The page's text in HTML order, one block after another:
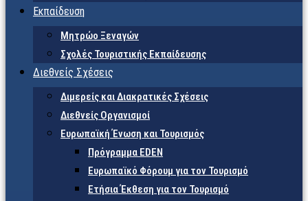
Εκπαίδευση
Μητρώο Ξεναγών
Σχολές Τουριστικής Εκπαίδευσης
Διεθνείς Σχέσεις
Διμερείς και Διακρατικές Σχέσεις
Διεθνείς Οργανισμοί
Ευρωπαϊκή Ένωση και Τουρισμός
Πρόγραμμα EDEN
Ευρωπαϊκό Φόρουμ για τον Τουρισμό
Ετήσια Έκθεση για τον Τουρισμό